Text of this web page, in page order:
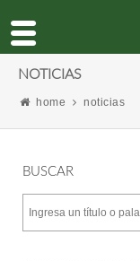
NOTICIAS
home noticias
BUSCAR